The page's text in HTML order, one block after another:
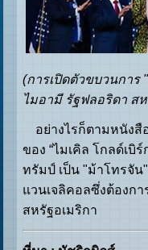
(การเปิดตัวขบวนการ
ไมอามี รัฐฟลอริดา ส
อย่างไรก็ตามหนังสื
ของ “ไมเคิล โกลด์เบิร์
ทรัมป์ เป็น "ม้าโทรจัน
แวนเจลิคอลซึ่งต้องกา
สหรัฐอเมริกา